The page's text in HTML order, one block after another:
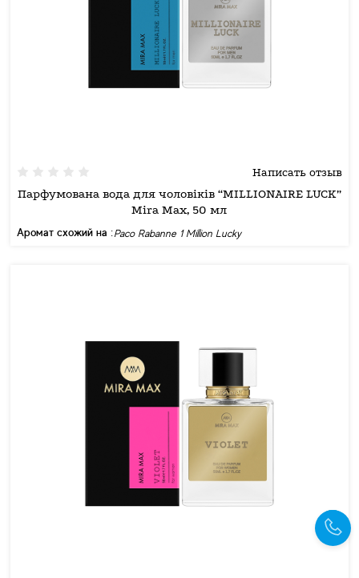
Написать отзыв
Парфумована вода для чоловіків “MILLIONAIRE LUCK”
Mira Max, 50 мл
Аромат схожий на :Paco Rabanne 1 Million Lucky